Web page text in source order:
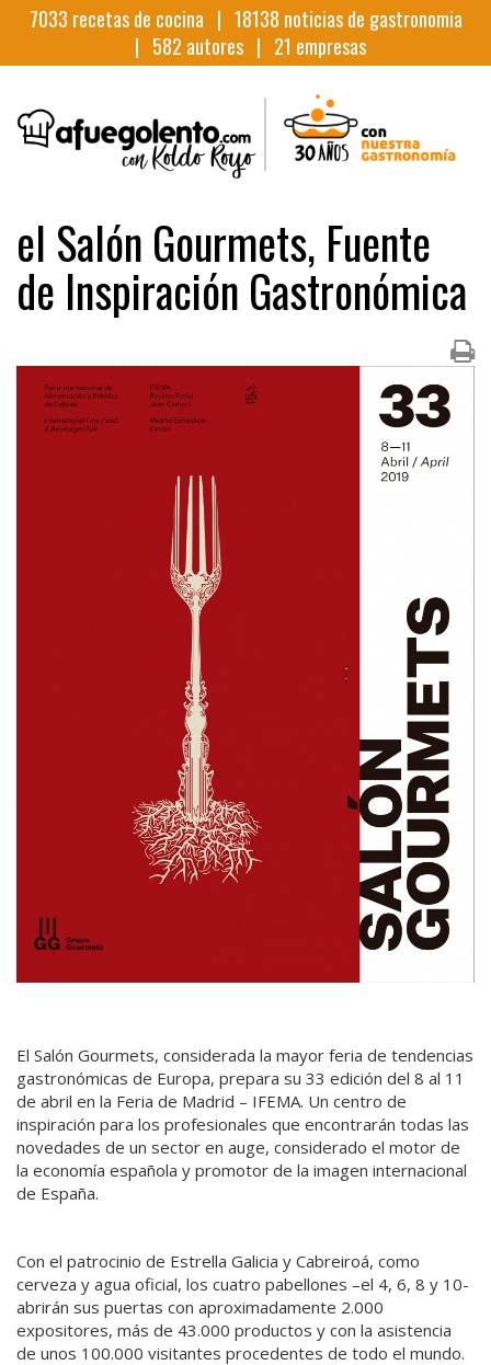
7033 recetas de cocina | 18138 noticias de gastronomia
| 582 autores | 21 empresas
el Salón Gourmets, Fuente
de Inspiración Gastronómica
El Salón Gourmets, considerada la mayor feria de tendencias
gastronómicas de Europa, prepara su 33 edición del 8 al 11
de abril en la Feria de Madrid – IFEMA. Un centro de
inspiración para los profesionales que encontrarán todas las
novedades de un sector en auge, considerado el motor de
la economía española y promotor de la imagen internacional
de España.
Con el patrocinio de Estrella Galicia y Cabreiroá, como
cerveza y agua oficial, los cuatro pabellones –el 4, 6, 8 y 10-
abrirán sus puertas con aproximadamente 2.000
expositores, más de 43.000 productos y con la asistencia
de unos 100.000 visitantes procedentes de todo el mundo.